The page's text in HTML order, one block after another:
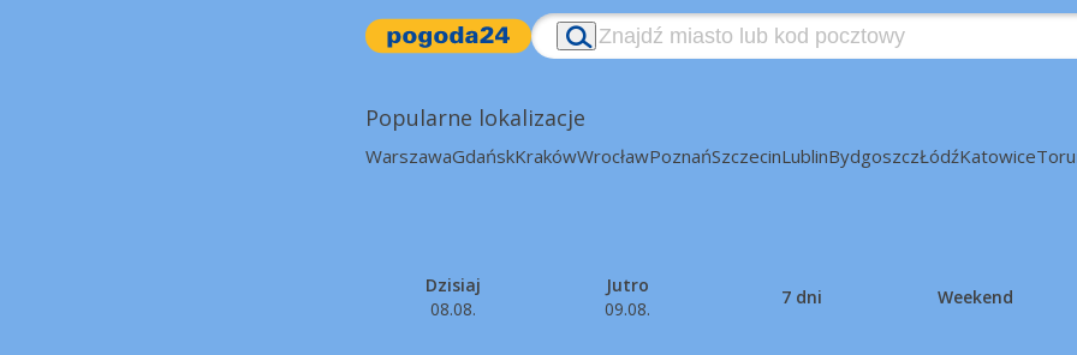
Popularne lokalizacje
WarszawaGdańskKrakówWrocławPoznańSzczecinLublinBydgoszczŁódźKatowice
Dzisiaj
08.08.
Jutro
09.08.
7 dni Weekend